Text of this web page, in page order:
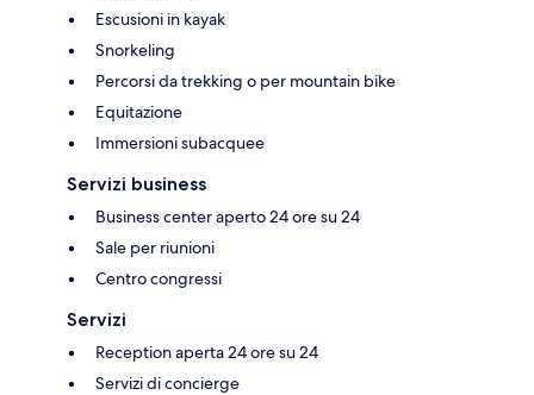
Escusioni in kayak
Snorkeling
Percorsi da trekking o per mountain bike
Equitazione
Immersioni subacquee
Servizi business
Business center aperto 24 ore su 24
Sale per riunioni
Centro congressi
Servizi
Reception aperta 24 ore su 24
Servizi di concierge